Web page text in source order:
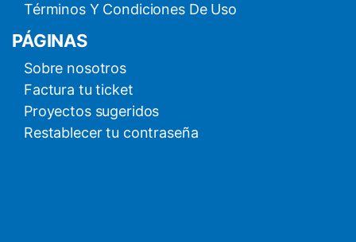
Términos Y Condiciones De Uso
PÁGINAS
Sobre nosotros
Factura tu ticket
Proyectos sugeridos
Restablecer tu contraseña